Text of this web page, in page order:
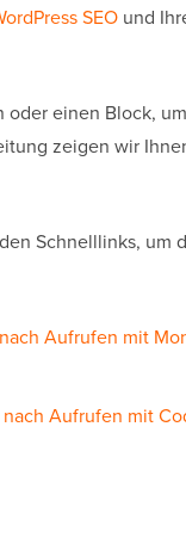
SEO und
einen Block,
zeigen wir
Schnelllinks, um
Aufrufen mit
Aufrufen mit